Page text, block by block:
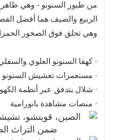
من طيور السنونو - وهي
الربيع والصيف هما أفضل
وهي تحلق فوق الصخور
· كهفا السنونو العلوي
· مستعمرات تعشيش السنونو
· شلال يتدفق عبر أنظمة
· منصات مشاهدة بانورامية